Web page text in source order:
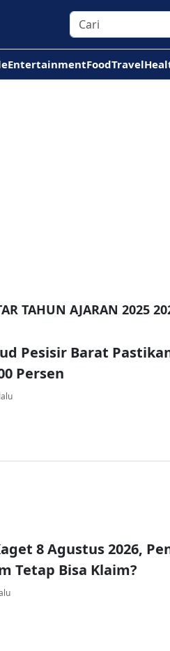
EntertainmentFoodTravel
TAHUN AJARAN 2025
Pesisir Barat
Persen
8 Agustus 2026,
Tetap Bisa Klaim?